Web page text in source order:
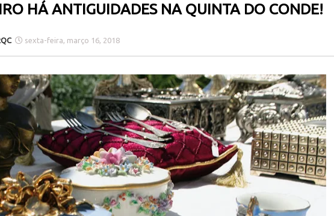
HÁ ANTIGUIDADES NA QUINTA DO CONDE!
sexta-feira, março 16, 2018